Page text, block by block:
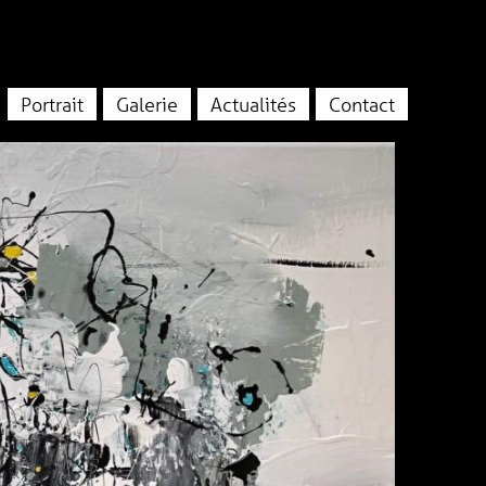
Portrait Galerie Actualités Contact